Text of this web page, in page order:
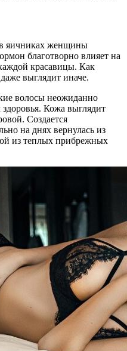
яичниках женщины
благотворно влияет на
красавицы. Как
выглядит иначе.
волосы неожиданно
Кожа выглядит
Создается
на днях вернулась из
из теплых прибрежных